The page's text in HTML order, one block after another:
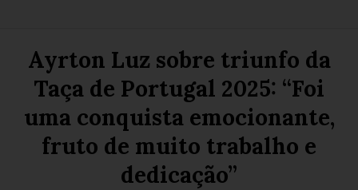
Ayrton Luz sobre triunfo da
Taça de Portugal 2025: “Foi
uma conquista emocionante,
fruto de muito trabalho e
dedicação”